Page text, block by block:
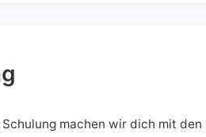
machen wir dich mit den